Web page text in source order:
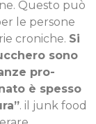
Questo può
le persone
croniche. Si
sono
pro-
è spesso
. il junk food